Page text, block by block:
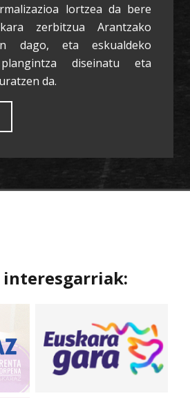
lortzea da bere
zerbitzua Arantzako
dago, eta eskualdeko
diseinatu eta
da.